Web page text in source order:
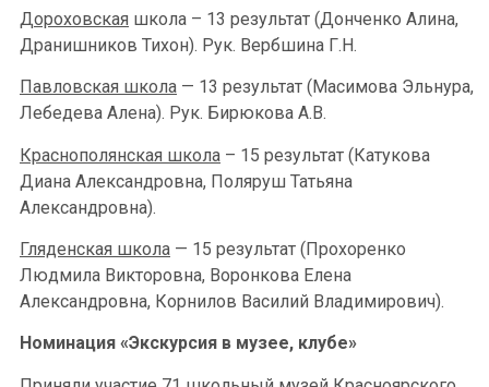
Дороховская школа – 13 результат (Донченко Алина,
Дранишников Тихон). Рук. Вербшина Г.Н.
Павловская школа — 13 результат (Масимова Эльнура,
Лебедева Алена). Рук. Бирюкова А.В.
Краснополянская школа – 15 результат (Катукова
Диана Александровна, Поляруш Татьяна
Александровна).
Гляденская школа — 15 результат (Прохоренко
Людмила Викторовна, Воронкова Елена
Александровна, Корнилов Василий Владимирович).
Номинация «Экскурсия в музее, клубе»